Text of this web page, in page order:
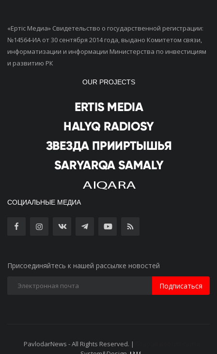
«Ертiс Медиа» Свидетельство о государственной регистрации:
№14564-ИА от 30 сентября 2014 года, выдано Комитетом связи,
информатизации и информации Министерства по инвестициям
и развитию РК
OUR PROJECTS
СОЦИАЛЬНЫЕ МЕДИА
Присоединяйтесь к нашей рассылке новостей
Подписаться
PavlodarNews - All Rights Reserved. |